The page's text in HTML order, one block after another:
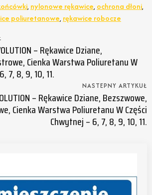
, nylonowe rękawice, ochrona dłoni,
poliuretanowe, rękawice robocze
– Rękawice Dziane,
Cienka Warstwa Poliuretanu W
7, 8, 9, 10, 11.
NASTEPNY ARTYKUŁ
– Rękawice Dziane, Bezszwowe,
Cienka Warstwa Poliuretanu W Części
Chwytnej – 6, 7, 8, 9, 10, 11.